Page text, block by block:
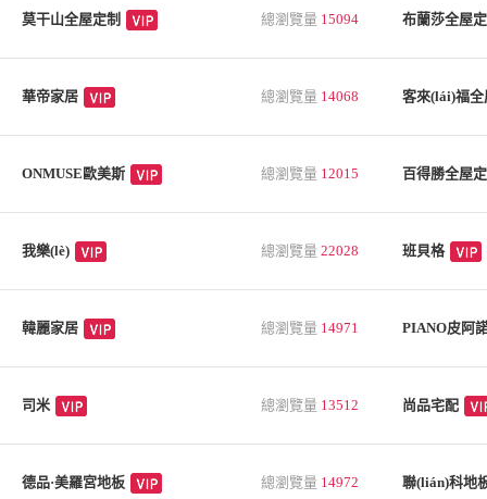
莫干山全屋定制 總瀏覽量 15094 布蘭莎全屋
華帝家居 總瀏覽量 14068 客來(lái)福全
ONMUSE歐美斯 總瀏覽量 12015 百得勝全屋
我樂(lè) 總瀏覽量 22028 班貝格
韓麗家居 總瀏覽量 14971 PIANO皮阿
司米 總瀏覽量 13512 尚品宅配
德品·美羅宮地板 總瀏覽量 14972 聯(lián)科地